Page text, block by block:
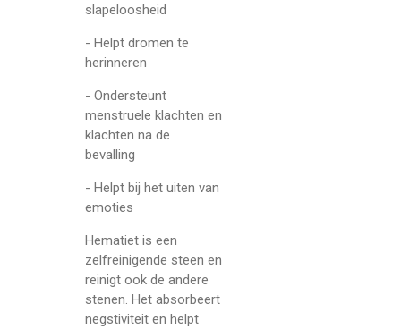
slapeloosheid
- Helpt dromen te
herinneren
- Ondersteunt
menstruele klachten en
klachten na de
bevalling
- Helpt bij het uiten van
emoties
Hematiet is een
zelfreinigende steen en
reinigt ook de andere
stenen. Het absorbeert
negstiviteit en helpt